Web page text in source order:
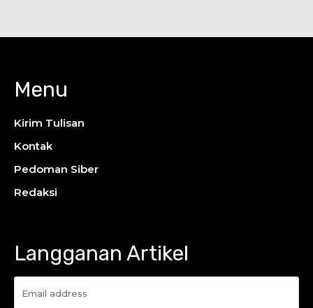
Langganan Artikel
Menu
Kirim Tulisan
Kontak
Pedoman Siber
Redaksi